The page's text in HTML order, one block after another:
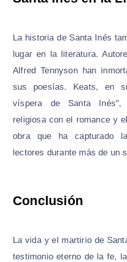
La historia de Santa Inés
lugar en la literatura.
Alfred Tennyson han
sus poesías. Keats, en
víspera de Santa Inés",
religiosa con el romance y
obra que ha capturado
lectores durante más de un
Conclusión
La vida y el martirio de
testimonio eterno de la fe,